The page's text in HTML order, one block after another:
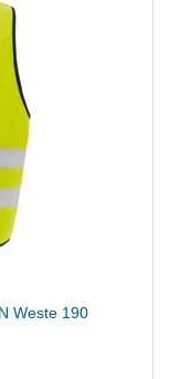
Weste 190